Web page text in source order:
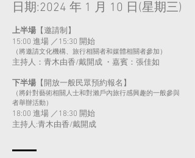
日期:2024 年 1 月 10 日(星期三)
上半場 【邀請制】
15:00 進場 ／15:30 開始
（將邀請文化機構、旅行相關者和媒體相關者參加）
主持人：青木由香/戴開成 ・嘉賓：張佳如
下半場 【開放一般民眾預約報名】
（將針對藝術相關人士和對瀨戶內旅行感興趣的一般參與
者舉辦活動）
18:00 進場 ／18:30 開始
主持人:青木由香/戴開成